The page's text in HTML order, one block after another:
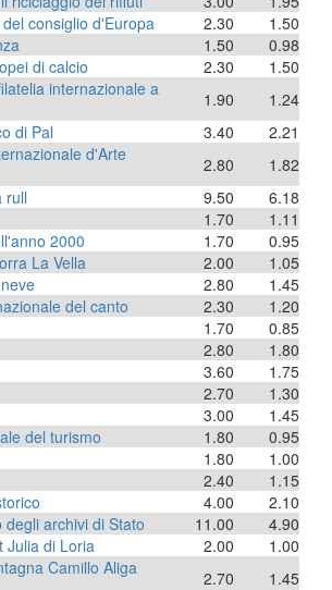
consiglio d'Europa
2.30
1.50
1.50
0.98
di calcio
2.30
1.50
internazionale a
1.90
1.24
di Pal
3.40
2.21
d'Arte
2.80
1.82
rull
9.50
6.18
1.70
1.11
2000
1.70
0.95
La Vella
2.00
1.05
2.80
1.45
del canto
2.30
1.20
1.70
0.85
2.80
1.80
3.60
1.75
2.70
1.30
3.00
1.45
del turismo
1.80
0.95
1.80
1.00
2.40
1.15
4.00
2.10
degli archivi di Stato
11.00
4.90
Julia di Loria
2.00
1.00
Camillo Aliga
2.70
1.45